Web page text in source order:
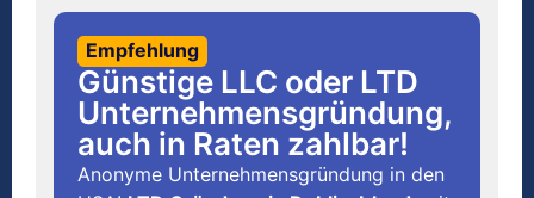
Empfehlung
Günstige LLC oder LTD
Unternehmensgründung,
auch in Raten zahlbar!
Anonyme Unternehmensgründung in den